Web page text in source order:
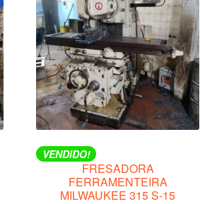
VENDIDO!
FRESADORA
FERRAMENTEIRA
MILWAUKEE 315 S-15